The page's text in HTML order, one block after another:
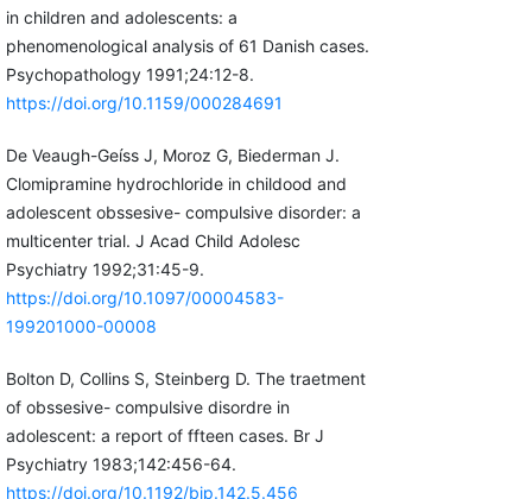
in children and adolescents: a
phenomenological analysis of 61 Danish cases.
Psychopathology 1991;24:12-8.
https://doi.org/10.1159/000284691
De Veaugh-Geíss J, Moroz G, Biederman J.
Clomipramine hydrochloride in childood and
adolescent obssesive- compulsive disorder: a
multicenter trial. J Acad Child Adolesc
Psychiatry 1992;31:45-9.
https://doi.org/10.1097/00004583-
199201000-00008
Bolton D, Collins S, Steinberg D. The traetment
of obssesive- compulsive disordre in
adolescent: a report of ffteen cases. Br J
Psychiatry 1983;142:456-64.
https://doi.org/10.1192/bjp.142.5.456